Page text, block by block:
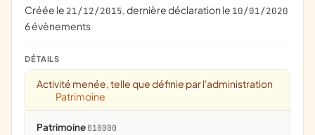
Créée le 21/12/2015, dernière déclaration le 10/01/2020
6 évènements
DÉTAILS
Activité menée, telle que définie par l'administration
Patrimoine
Patrimoine 010000